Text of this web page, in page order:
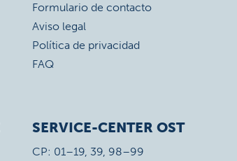
Formulario de contacto
Aviso legal
Política de privacidad
FAQ
SERVICE-CENTER OST
CP: 01–19, 39, 98–99